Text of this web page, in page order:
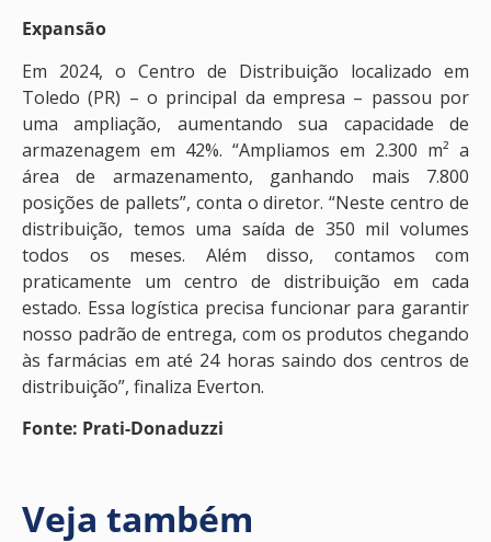
Expansão
Em 2024, o Centro de Distribuição localizado em
Toledo (PR) – o principal da empresa – passou por
uma ampliação, aumentando sua capacidade de
armazenagem em 42%. “Ampliamos em 2.300 m² a
área de armazenamento, ganhando mais 7.800
posições de pallets”, conta o diretor. “Neste centro de
distribuição, temos uma saída de 350 mil volumes
todos os meses. Além disso, contamos com
praticamente um centro de distribuição em cada
estado. Essa logística precisa funcionar para garantir
nosso padrão de entrega, com os produtos chegando
às farmácias em até 24 horas saindo dos centros de
distribuição”, finaliza Everton.
Fonte: Prati-Donaduzzi
Veja também